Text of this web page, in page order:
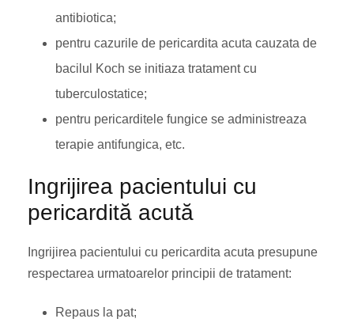
antibiotica;
pentru cazurile de pericardita acuta cauzata de
bacilul Koch se initiaza tratament cu
tuberculostatice;
pentru pericarditele fungice se administreaza
terapie antifungica, etc.
Ingrijirea pacientului cu
pericardită acută
Ingrijirea pacientului cu pericardita acuta presupune
respectarea urmatoarelor principii de tratament:
Repaus la pat;